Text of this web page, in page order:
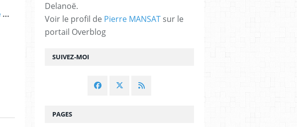
Gauches, l'ampleur de la tâche mise en évidence par Dominique Méda dans Le Monde
SUIVEZ-MOI
Delanoë.
Voir le profil de Pierre MANSAT sur le
portail Overblog
PAGES